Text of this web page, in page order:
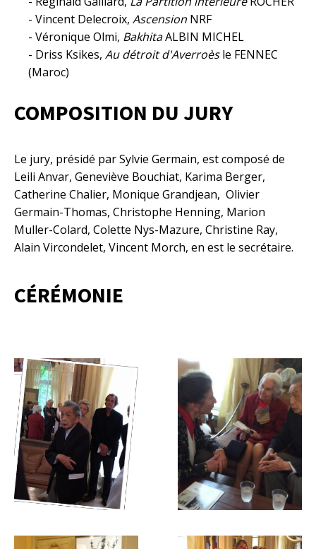
- Vincent Delecroix, Ascension NRF
- Véronique Olmi, BakhitaALBIN MICHEL
- Driss Ksikes, Au détroit d'Averroèsle FENNEC
(Maroc)
COMPOSITION DU JURY
Le jury, présidé par Sylvie Germain, est composé de
Leili Anvar, Geneviève Bouchiat, Karima Berger,
Catherine Chalier, Monique Grandjean, Olivier
Germain-Thomas, Christophe Henning, Marion
Muller-Colard, Colette Nys-Mazure, Christine Ray,
Alain Vircondelet, Vincent Morch, en est le secrétaire.
CÉRÉMONIE